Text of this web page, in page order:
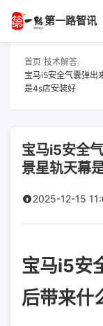
第一路智讯
首页
作者专栏
科普文章
数码科技
热门话题
首页 /技术解答/
宝马i5安全气囊弹出
是4s店安装好
宝马i5安全
景星轨天幕
2025-12-15
宝马i5安
后带来什